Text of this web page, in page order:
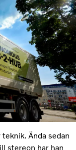
Ända sedan
stereon har han